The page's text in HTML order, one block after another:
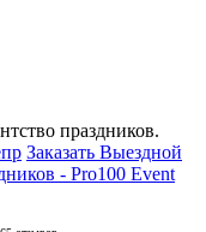
праздников.
Заказать Выездной
- Pro100 Event